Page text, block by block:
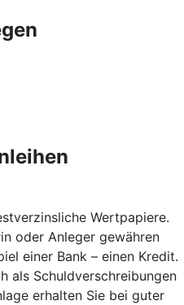
Wertpapiere.
oder Anleger gewähren
einer Bank – einen Kredit.
als Schuldverschreibungen
erhalten Sie bei guter